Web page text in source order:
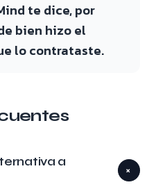
te dice, por
bien hizo el
lo contrataste.
a
+